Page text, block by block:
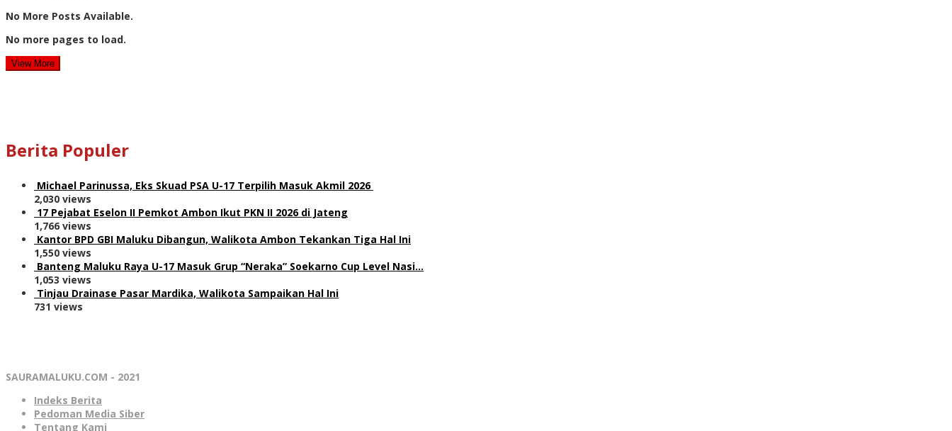
No More Posts Available.
No more pages to load.
View More
Berita Populer
Michael Parinussa, Eks Skuad PSA U-17 Terpilih Masuk Akmil 2026
2,030 views
17 Pejabat Eselon II Pemkot Ambon Ikut PKN II 2026 di Jateng
1,766 views
Kantor BPD GBI Maluku Dibangun, Walikota Ambon Tekankan Tiga Hal Ini
1,550 views
Banteng Maluku Raya U-17 Masuk Grup “Neraka” Soekarno Cup Level Nasi…
1,053 views
Tinjau Drainase Pasar Mardika, Walikota Sampaikan Hal Ini
731 views
SAURAMALUKU.COM - 2021
Indeks Berita
Pedoman Media Siber
Tentang Kami